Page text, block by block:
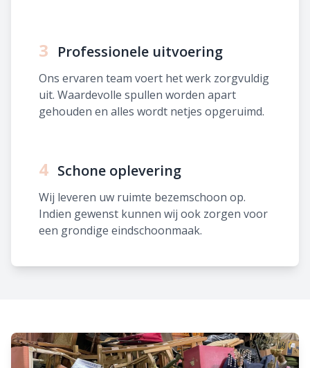
3 Professionele uitvoering
Ons ervaren team voert het werk zorgvuldig
uit. Waardevolle spullen worden apart
gehouden en alles wordt netjes opgeruimd.
4 Schone oplevering
Wij leveren uw ruimte bezemschoon op.
Indien gewenst kunnen wij ook zorgen voor
een grondige eindschoonmaak.